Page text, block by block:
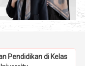
Pendidikan di Kelas